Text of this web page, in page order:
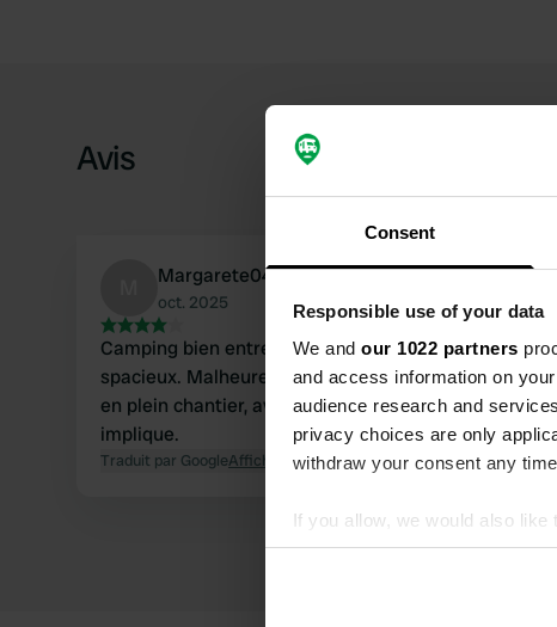
Consent
Responsible use of your data
We and our 1022 partners
and access information on
audience research and
privacy choices are only
withdraw your consent any
If you allow, we would also like
Collect information about
Find out more about how your
Avis
Margarete04
oct. 2025
Camping bien entretenu, idéalement situé et
spacieux. Malheureusement, il est actuellement
en plein chantier, avec le bruit que cela
implique.
Traduit par GoogleAfficher l'original